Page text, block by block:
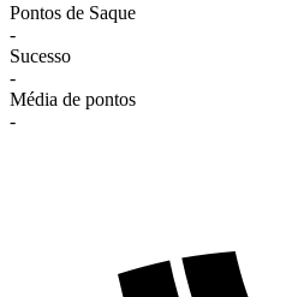
Pontos de Saque
-
Sucesso
-
Média de pontos
-